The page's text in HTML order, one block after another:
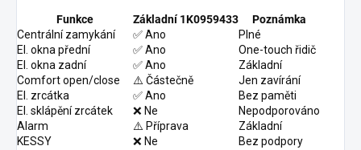
Funkce Základní 1K0959433
Poznámka
Centrální zamykání
✅ Ano
Plné
El. okna přední
✅ Ano
One-touch řidič
El. okna zadní
✅ Ano
Základní
Comfort open/close
⚠️ Částečně
Jen zavírání
El. zrcátka
✅ Ano
Bez paměti
El. sklápění zrcátek
❌ Ne
Nepodporováno
Alarm
⚠️ Příprava
Základní
KESSY
❌ Ne
Bez podpory